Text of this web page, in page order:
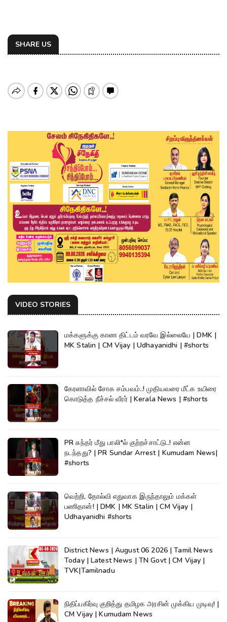
SHARE US
VIDEO STORIES
மக்களுக்கு காண திட்டம் வரவே இல்லையே | DMK |
MK Stalin | CM Vijay | Udhayanidhi | #shorts
கேரளாவில் சோக சம்பவம்..! முதியவரை மீட்க உயிரை
கொடுத்த நீச்சல் வீரர் | Kerala News | #shorts
PR சுந்தர் மீது பாலி*ல் குற்றச்சாட்டு..! என்ன
நடந்தது? | PR Sundar Arrest | Kumudam News|
#shorts
வெற்றி, தோல்வி எதுவாக இருந்தாலும் மக்கள்
பணிதான்! | DMK | MK Stalin | CM Vijay |
Udhayanidhi #shorts
District News | August 06 2026 | Tamil News
Today | Latest News | TN Govt | CM Vijay |
TVK|Tamilnadu
நிதிப்பகிர்வு குறித்து தமிழக அரசின் முக்கிய முடிவு! |
CM Vijay | Kumudam News